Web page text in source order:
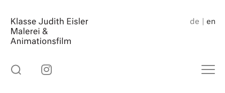
content
de en